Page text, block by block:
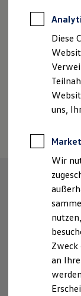
Anpfiff
Laden
Diese
uns,
Wir
Zweck
an